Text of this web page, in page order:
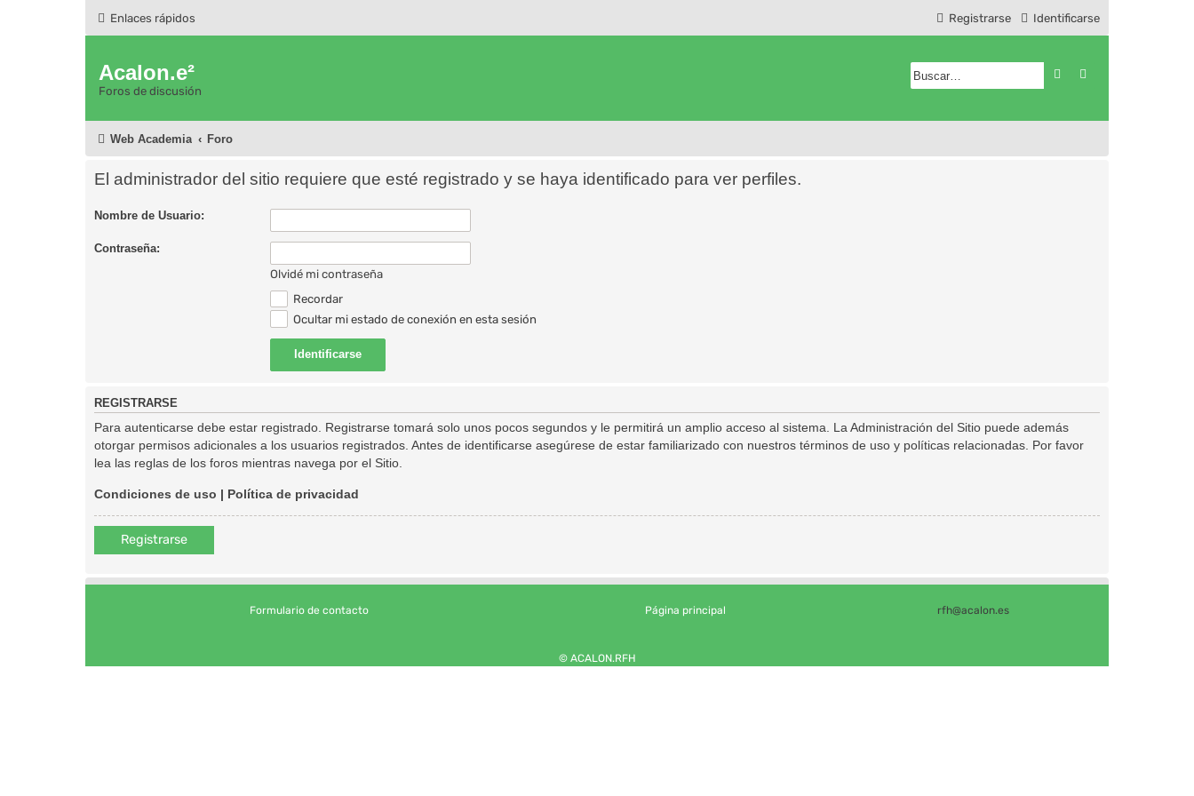
Enlaces rápidos Identificarse
Registrarse
Acalon.e²
Foros de discusión
Buscar
Web Academia Foro
El administrador del sitio requiere que esté registrado y se haya identificado para ver perfiles.
Nombre de Usuario:
Contraseña:
Olvidé mi contraseña
Recordar
Ocultar mi estado de conexión en esta sesión
REGISTRARSE
Para autenticarse debe estar registrado. Registrarse tomará solo unos pocos segundos y le permitirá un amplio acceso al sistema. La Administración del Sitio puede además
otorgar permisos adicionales a los usuarios registrados. Antes de identificarse asegúrese de estar familiarizado con nuestros términos de uso y políticas relacionadas. Por favor
lea las reglas de los foros mientras navega por el Sitio.
Condiciones de uso | Política de privacidad
Registrarse
Formulario de contacto Página principal rfh@acalon.es
© ACALON.RFH